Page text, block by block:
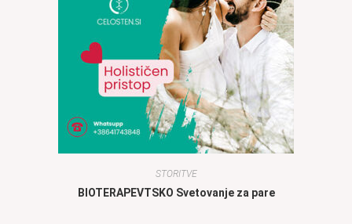
STORITVE
BIOTERAPEVTSKO Svetovanje za pare